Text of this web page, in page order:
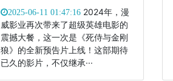
2025-06-11 01:47:162024年，漫
威影业再次带来了超级英雄电影的
震撼大餐，这一次是《死侍与金刚
狼》的全新预告片上线！这部期待
已久的影片，不仅继承···